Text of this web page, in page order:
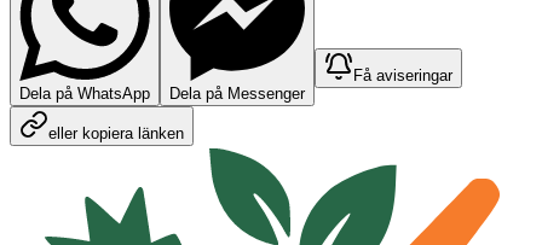
Dela på WhatsApp Dela på Messenger
Få aviseringar
eller kopiera länken